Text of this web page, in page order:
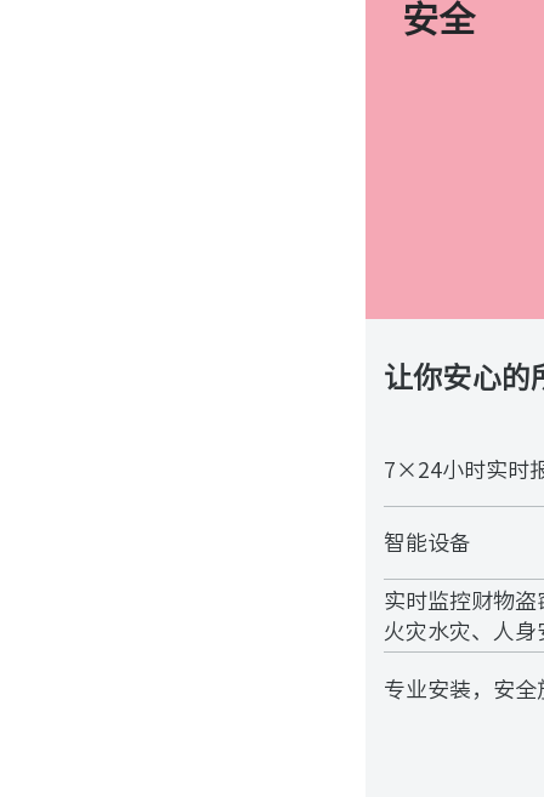
安全
让你安心的
7×24小时实时
智能设备
实时监控财物
火灾水灾、人身
专业安装，安全